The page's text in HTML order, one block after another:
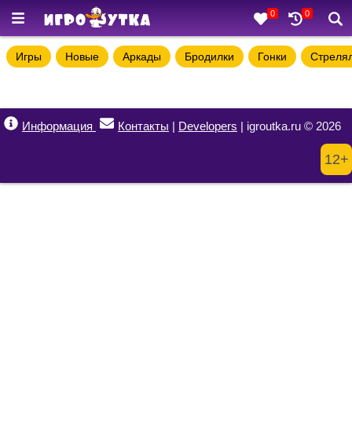
0 0
Игры Новые Аркады Бродилки Гонки
Информация Контакты | Developers | igroutka.ru © 2026
12+